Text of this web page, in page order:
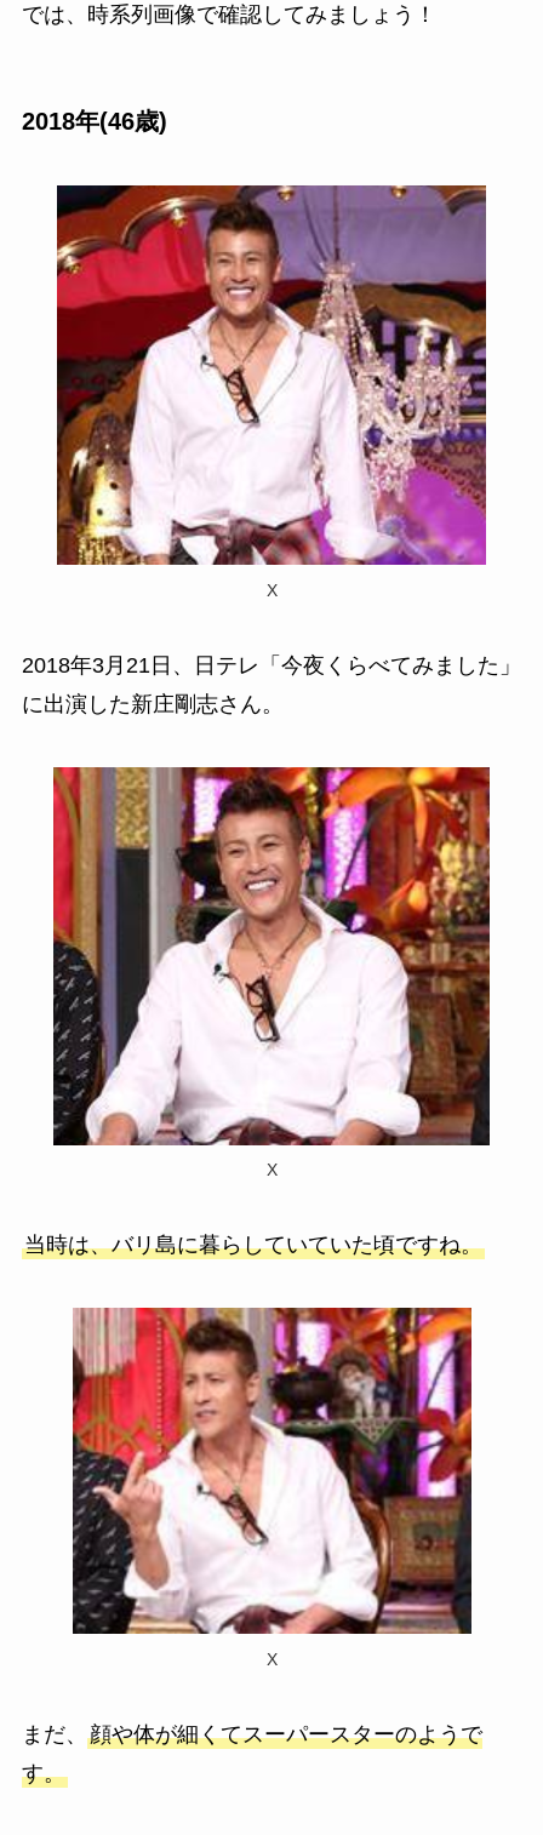
では、時系列画像で確認してみましょう！
2018年(46歳)
X
2018年3月21日、日テレ「今夜くらべてみました」
に出演した新庄剛志さん。
X
当時は、バリ島に暮らしていていた頃ですね。
X
まだ、 顔や体が細くてスーパースターのようで
す。